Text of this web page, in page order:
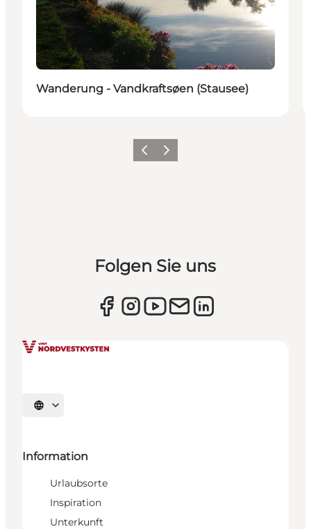
Wanderung - Vandkraftsøen (Stausee)
ZurückWeiter
Folgen Sie uns
Sprache auswählen
Information
Urlaubsorte
Inspiration
Unterkunft